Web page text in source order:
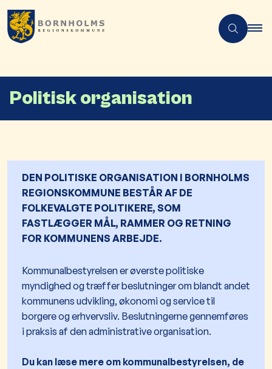
Politisk organisation
DEN POLITISKE ORGANISATION I BORNHOLMS
REGIONSKOMMUNE BESTÅR AF DE
FOLKEVALGTE POLITIKERE, SOM
FASTLÆGGER MÅL, RAMMER OG RETNING
FOR KOMMUNENS ARBEJDE.
Kommunalbestyrelsen er øverste politiske
myndighed og træffer beslutninger om blandt andet
kommunens udvikling, økonomi og service til
borgere og erhvervsliv. Beslutningerne gennemføres
i praksis af den administrative organisation.
Du kan læse mere om kommunalbestyrelsen, de